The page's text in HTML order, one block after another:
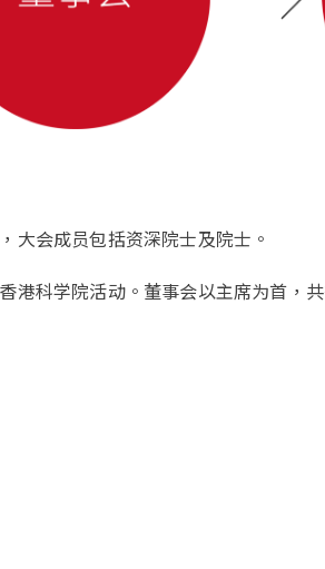
大会成员包括资深院士及院士。
港科学院活动。董事会以主席为首，